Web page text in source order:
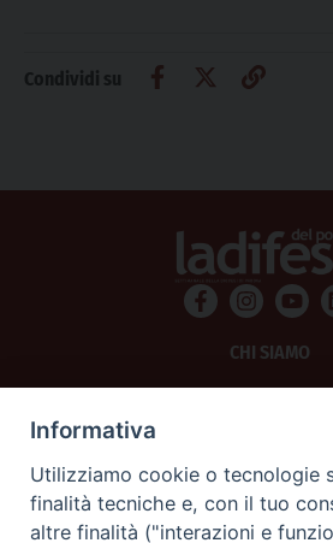
Condividi su
CHI SIAMO
SCRIVICI
Informativa
Utilizziamo cookie o tecnologie
finalità tecniche e, con il tuo
altre finalità ("interazioni e